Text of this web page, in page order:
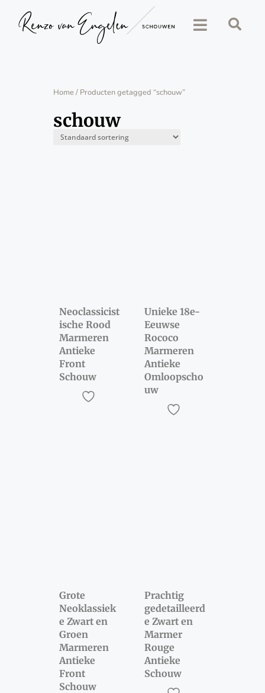
Home/ Producten getagged “schouw”
schouw
Neoclassicist
ische Rood
Marmeren
Antieke
Front
Schouw
Unieke 18e-
Eeuwse
Rococo
Marmeren
Antieke
Omloopscho
uw
Grote
Neoklassiek
e Zwart en
Groen
Marmeren
Antieke
Front
Schouw
Prachtig
gedetailleerd
e Zwart en
Marmer
Rouge
Antieke
Schouw